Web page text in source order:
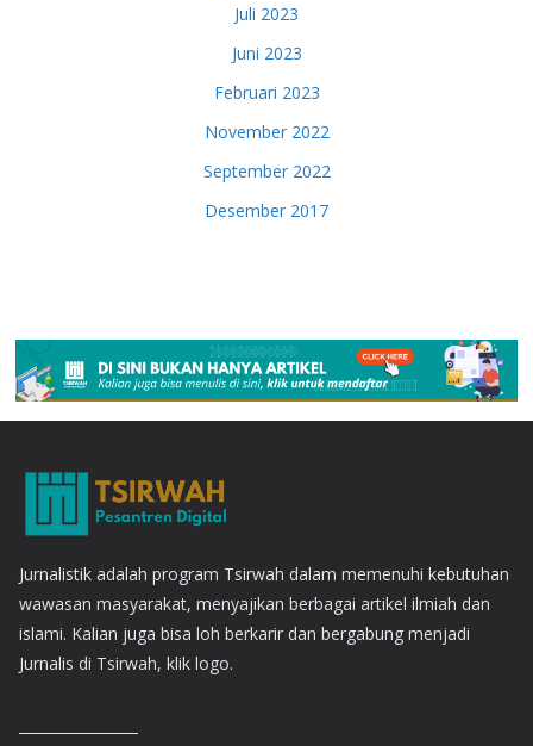
Juli 2023
Juni 2023
Februari 2023
November 2022
September 2022
Desember 2017
Jurnalistik adalah program Tsirwah dalam memenuhi kebutuhan
wawasan masyarakat, menyajikan berbagai artikel ilmiah dan
islami. Kalian juga bisa loh berkarir dan bergabung menjadi
Jurnalis di Tsirwah, klik logo.